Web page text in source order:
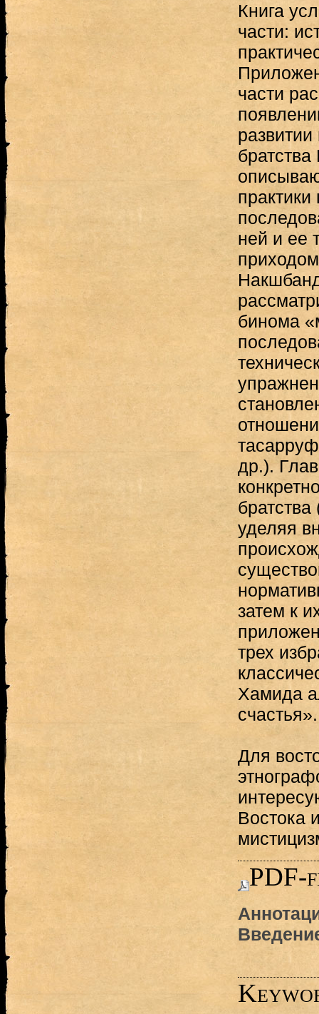
Книга
части:
части
ней и ее
бинома
др.).
братства
уделяя
затем к
трех
Хамида
счастья».
Для
Востока
PDF-